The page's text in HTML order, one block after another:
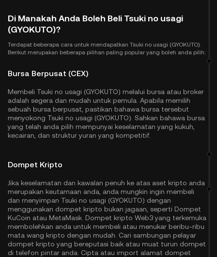
Di Manakah Anda Boleh Beli Tsuki no usagi
(GYOKUTO)?
Terdapat beberapa cara untuk mendapatkan Tsuki no usagi (GYOKUTO).
Berikut merupakan beberapa pilihan paling popular yang boleh anda pilih:
Bursa Berpusat (CEX)
Membeli Tsuki no usagi (GYOKUTO) melalui bursa atau broker
adalah segera dan mudah untuk pemula. Apabila memilih
sebuah bursa berpusat, pastikan bahawa bursa tersebut
menyokong Tsuki no usagi (GYOKUTO). Sahkan bahawa bursa
yang telah anda pilih mempunyai keselamatan yang kukuh,
kecairan, dan struktur yuran yang kompetitif.
Dompet Kripto
Jika keselamatan dan kawalan penuh ke atas aset kripto anda
merupakan keutamaan anda, anda mungkin ingin membeli
dan menyimpan Tsuki no usagi (GYOKUTO) dengan
menggunakan dompet kripto bukan jagaan, seperti Dompet
KuCoin atau MetaMask. Dompet kripto Web3 yang terkemuka
membolehkan anda untuk membeli atau menukar beribu-ribu
mata wang kripto dengan mudah. Cari sambungan pelayar
dompet kripto yang bereputasi baik atau muat turun dompet
di telefon pintar anda. Cipta atau import alamat dompet